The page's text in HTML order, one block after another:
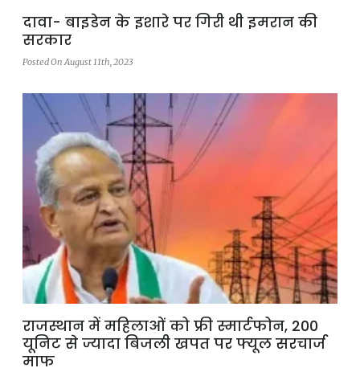
दावा- बाइडेन के इशारे पर गिरी थी इमरान की
सरकार
Posted On August 11th, 2023
राजस्थान में महिलाओं को फ्री स्मार्टफोन, 200
यूनिट से ज्यादा बिजली खपत पर फ्यूल सरचार्ज
माफ